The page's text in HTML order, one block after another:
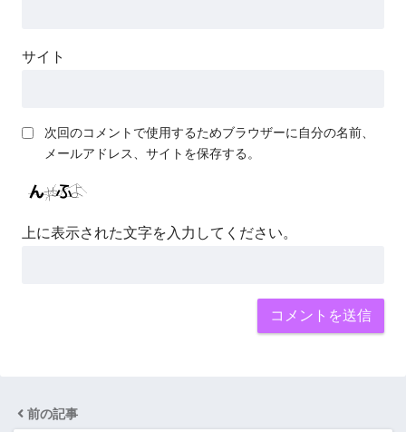
サイト
次回のコメントで使用するためブラウザーに自分の名前、
メールアドレス、サイトを保存する。
上に表示された文字を入力してください。
前の記事